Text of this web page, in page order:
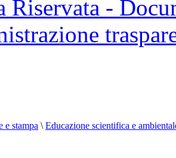
Riservata -
e stampa \ Educazione scientifica e